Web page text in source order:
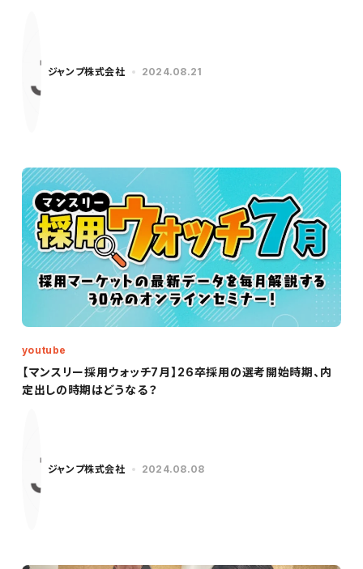
ジャンプ株式会社 2024.08.21
【マンスリー採用ウォッチ7月】26卒採用の選考開始時期、内
定出しの時期はどうなる？
youtube
ジャンプ株式会社 2024.08.08